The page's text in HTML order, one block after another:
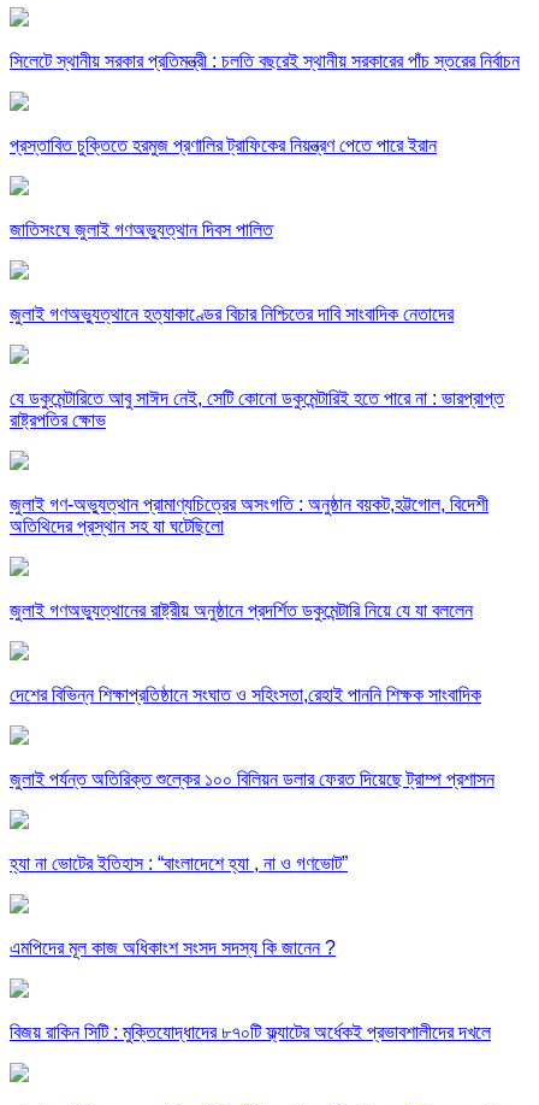
সিলেটে স্থানীয় সরকার প্রতিমন্ত্রী : চলতি বছরেই স্থানীয় সরকারের পাঁচ স্তরের নির্বাচন
প্রস্তাবিত চুক্তিতে হরমুজ প্রণালির ট্রাফিকের নিয়ন্ত্রণ পেতে পারে ইরান
জাতিসংঘে জুলাই গণঅভ্যুত্থান দিবস পালিত
জুলাই গণঅভ্যুত্থানে হত্যাকাণ্ডের বিচার নিশ্চিতের দাবি সাংবাদিক নেতাদের
যে ডকুমেন্টারিতে আবু সাঈদ নেই, সেটি কোনো ডকুমেন্টারিই হতে পারে না : ভারপ্রাপ্ত
রাষ্ট্রপতির ক্ষোভ
জুলাই গণ-অভ্যুত্থান প্রামাণ্যচিত্রের অসংগতি : অনুষ্ঠান বয়কট,হট্টগোল, বিদেশী
অতিথিদের প্রস্থান সহ যা ঘটেছিলো
জুলাই গণঅভ্যুত্থানের রাষ্ট্রীয় অনুষ্ঠানে প্রদর্শিত ডকুমেন্টারি নিয়ে যে যা বললেন
দেশের বিভিন্ন শিক্ষাপ্রতিষ্ঠানে সংঘাত ও সহিংসতা,রেহাই পাননি শিক্ষক সাংবাদিক
জুলাই পর্যন্ত অতিরিক্ত শুল্কের ১০০ বিলিয়ন ডলার ফেরত দিয়েছে ট্রাম্প প্রশাসন
হ্যা না ভোটের ইতিহাস : “বাংলাদেশে হ্যা , না ও গণভোট”
এমপিদের মূল কাজ অধিকাংশ সংসদ সদস্য কি জানেন ?
বিজয় রাকিন সিটি : মুক্তিযোদ্ধাদের ৮৭০টি ফ্ল্যাটের অর্ধেকই প্রভাবশালীদের দখলে